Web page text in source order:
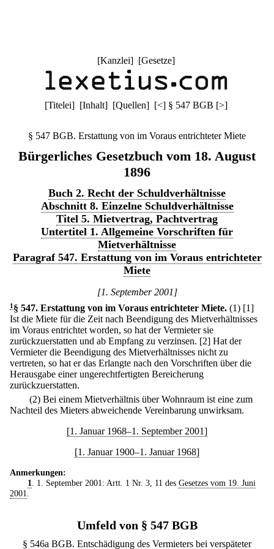
[Kanzlei] [Gesetze]
[Titelei] [Inhalt] [Quellen] [<] § 547 BGB [>]
§ 547 BGB. Erstattung von im Voraus entrichteter Miete
Bürgerliches Gesetzbuch vom 18. August
1896
Buch 2. Recht der Schuldverhältnisse
Abschnitt 8. Einzelne Schuldverhältnisse
Titel 5. Mietvertrag, Pachtvertrag
Untertitel 1. Allgemeine Vorschriften für
Mietverhältnisse
Paragraf 547. Erstattung von im Voraus entrichteter
Miete
[1. September 2001]
1 § 547. Erstattung von im Voraus entrichteter Miete. (1) [1]
Ist die Miete für die Zeit nach Beendigung des Mietverhältnisses
im Voraus entrichtet worden, so hat der Vermieter sie
zurückzuerstatten und ab Empfang zu verzinsen. [2] Hat der
Vermieter die Beendigung des Mietverhältnisses nicht zu
vertreten, so hat er das Erlangte nach den Vorschriften über die
Herausgabe einer ungerechtfertigten Bereicherung
zurückzuerstatten.
(2) Bei einem Mietverhältnis über Wohnraum ist eine zum
Nachteil des Mieters abweichende Vereinbarung unwirksam.
[1. Januar 1968–1. September 2001]
[1. Januar 1900–1. Januar 1968]
Anmerkungen:
1. 1. September 2001: Artt. 1 Nr. 3, 11 des Gesetzes vom 19. Juni
2001.
Umfeld von § 547 BGB
§ 546a BGB. Entschädigung des Vermieters bei verspäteter